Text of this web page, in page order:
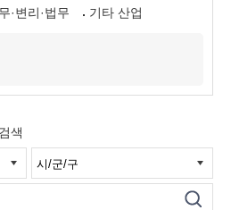
·변리·법무 기타 산업
색